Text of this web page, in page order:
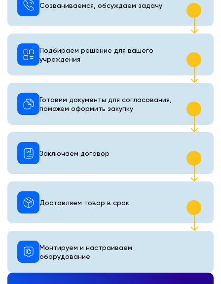
Созваниваемся, обсуждаем задачу
Подбираем решение для вашего
учреждения
Готовим документы для согласования,
поможем оформить закупку
Монтируем и настраиваем
оборудование
Доставляем товар в срок
Заключаем договор